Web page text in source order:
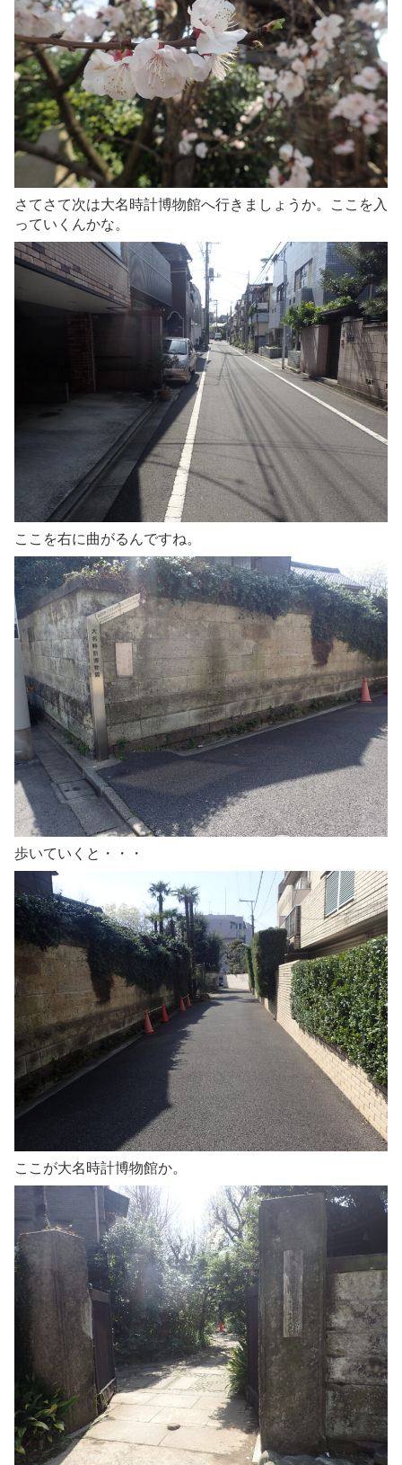
さてさて次は大名時計博物館へ行きましょうか。ここを入
っていくんかな。
ここを右に曲がるんですね。
歩いていくと・・・
ここが大名時計博物館か。